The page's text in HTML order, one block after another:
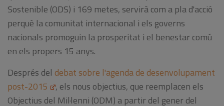
Sostenible (ODS) i 169 metes, servirà com a pla d'acció
perquè la comunitat internacional i els governs
nacionals promoguin la prosperitat i el benestar comú
en els propers 15 anys.
Després del debat sobre l'agenda de desenvolupament
post-2015
, els nous objectius, que reemplacen els
Objectius del Mil·lenni (ODM) a partir del gener del